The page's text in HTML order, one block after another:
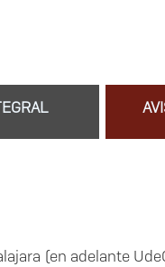
(en adelante